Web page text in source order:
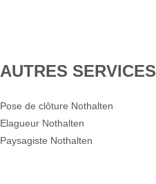
AUTRES SERVICES
Pose de clôture Nothalten
Elagueur Nothalten
Paysagiste Nothalten